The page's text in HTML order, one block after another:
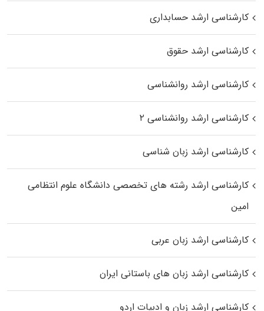
کارشناسی ارشد حسابداری
کارشناسی ارشد حقوق
کارشناسی ارشد روانشناسی
کارشناسی ارشد روانشناسی ۲
کارشناسی ارشد زبان شناسی
کارشناسی ارشد رﺷﺘﻪ ﻫﺎی تخصصی داﻧﺸﮕﺎه ﻋﻠﻮم انتظامی
اﻣﻴﻦ
کارشناسی ارشد زبان عربی
کارشناسی ارشد زبان‌ های باستانی ایران
کارشناسی ارشد زبان و ادبیات اردو